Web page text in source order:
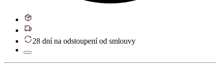
28 dní na odstoupení od smlouvy